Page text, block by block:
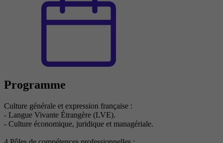
Programme
Culture générale et expression française :
- Langue Vivante Étrangère (LVE).
- Culture économique, juridique et managériale.